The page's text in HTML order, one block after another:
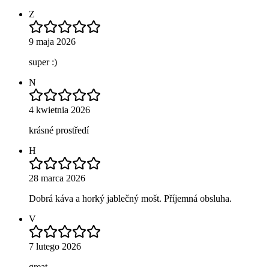
Z
9 maja 2026
super :)
N
4 kwietnia 2026
krásné prostředí
H
28 marca 2026
Dobrá káva a horký jablečný mošt. Příjemná obsluha.
V
7 lutego 2026